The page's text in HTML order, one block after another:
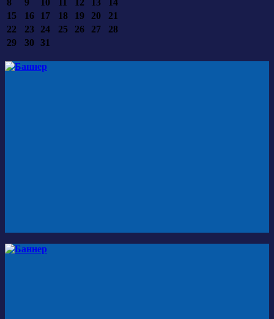
8 9 10 12 13
14
15
16 17 18 19 20
21
22
23 24 25 26 27
28
29
30 31